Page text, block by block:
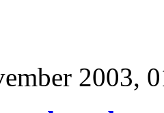
2003,